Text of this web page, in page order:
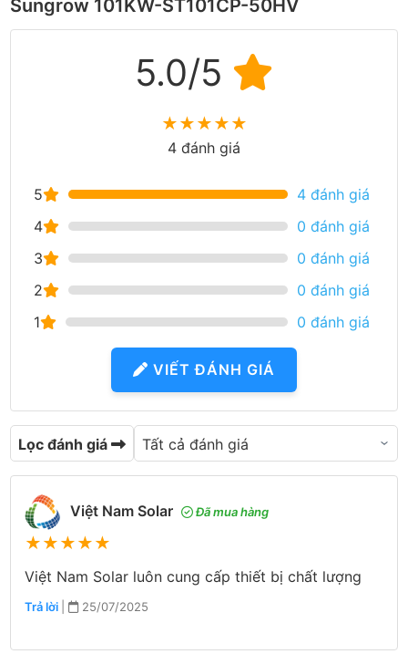
Sungrow 101KW-ST101CP-50HV
5.0/5
★★★★★
4 đánh giá
5
4 đánh giá
4
0 đánh giá
3
0 đánh giá
2
0 đánh giá
1
0 đánh giá
VIẾT ĐÁNH GIÁ
Lọc đánh giá
Việt Nam Solar Đã mua hàng
★★★★★
Việt Nam Solar luôn cung cấp thiết bị chất lượng
Trả lời | 25/07/2025